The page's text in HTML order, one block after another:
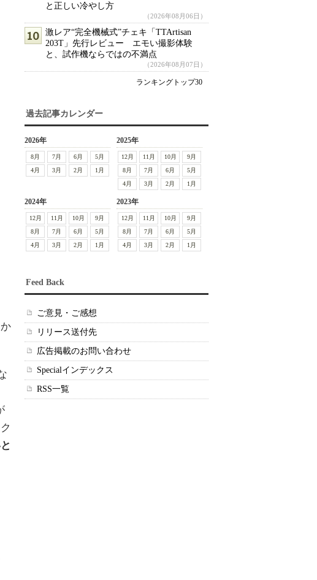
と正しい冷やし方
（2026年08月06日）
激レア“完全機械式”チェキ「TTArtisan
203T」先行レビュー エモい撮影体験
と、試作機ならではの不満点
（2026年08月07日）
ランキングトップ30
過去記事カレンダー
2026年
8月 7月 6月
5月
4月
3月 2月 1月
2025年
12月 11月 10月
9月
8月
7月 6月
5月
4月
3月 2月 1月
2024年
12月 11月 10月
9月
8月
7月 6月
5月
4月
3月 2月 1月
2023年
12月 11月 10月
9月
8月
7月 6月
5月
4月
3月 2月 1月
Feed Back
ご意見・ご感想
リリース送付先
広告掲載のお問い合わせ
Specialインデックス
RSS一覧